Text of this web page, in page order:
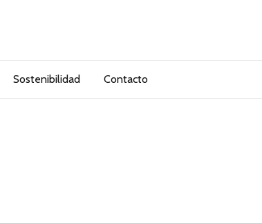
Sostenibilidad Contacto